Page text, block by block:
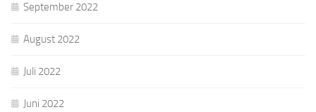
September 2022
August 2022
Juli 2022
Juni 2022